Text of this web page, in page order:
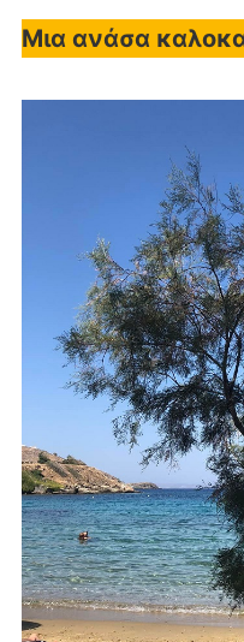
Μια ανάσα